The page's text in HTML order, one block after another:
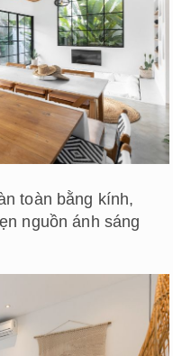
toàn bằng kính,
nguồn ánh sáng